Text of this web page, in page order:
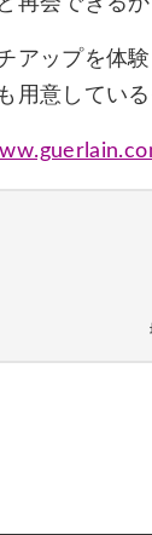
アップを体
用意してい